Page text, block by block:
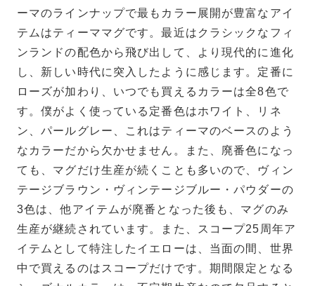
ーマのラインナップで最もカラー展開が豊富なアイ
テムはティーママグです。最近はクラシックなフィ
ンランドの配色から飛び出して、より現代的に進化
し、新しい時代に突入したように感じます。定番に
ローズが加わり、いつでも買えるカラーは全8色で
す。僕がよく使っている定番色はホワイト、リネ
ン、パールグレー、これはティーマのベースのよう
なカラーだから欠かせません。また、廃番色になっ
ても、マグだけ生産が続くことも多いので、ヴィン
テージブラウン・ヴィンテージブルー・パウダーの
3色は、他アイテムが廃番となった後も、マグのみ
生産が継続されています。また、スコープ25周年ア
イテムとして特注したイエローは、当面の間、世界
中で買えるのはスコープだけです。期間限定となる